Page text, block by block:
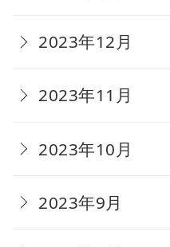
2023年12月
2023年11月
2023年10月
2023年9月